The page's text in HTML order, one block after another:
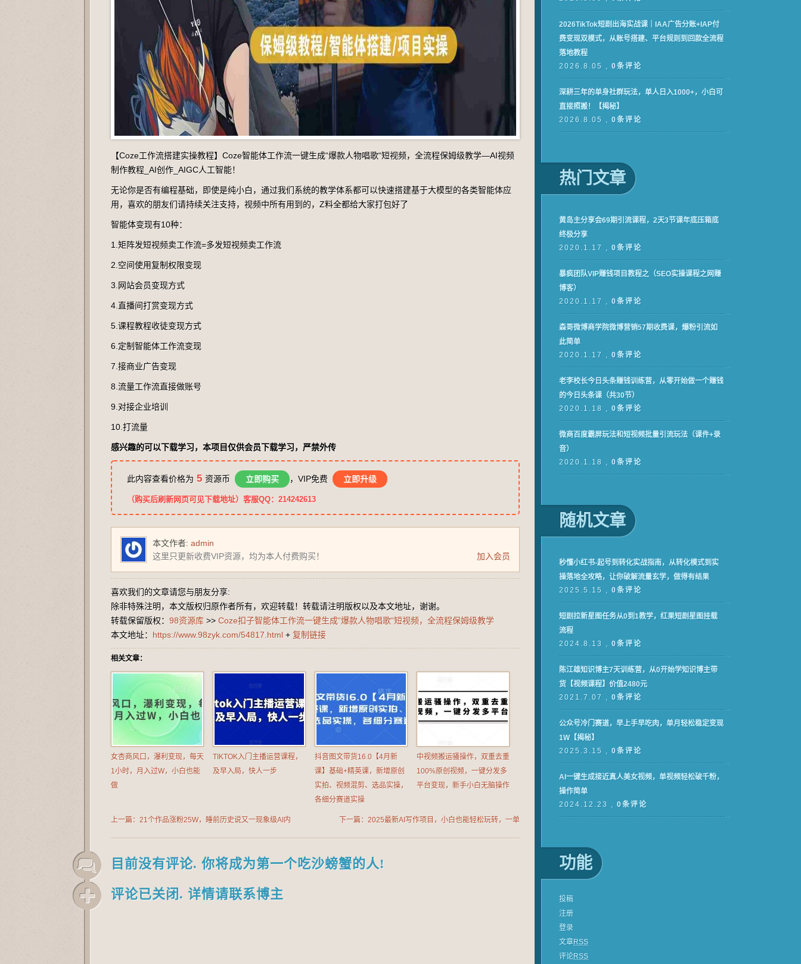
【Coze工作流搭建实操教程】Coze智能体工作流一键生成“爆款人物唱歌“短视频，全流程保姆级教学—AI视频
制作教程_AI创作_AIGC人工智能！
无论你是否有编程基础，即使是纯小白，通过我们系统的教学体系都可以快速搭建基于大模型的各类智能体应
用，喜欢的朋友们请持续关注支持，视频中所有用到的，Z料全都给大家打包好了
智能体变现有10种：
1.矩阵发短视频卖工作流=多发短视频卖工作流
2.空间使用复制权限变现
3.网站会员变现方式
4.直播间打赏变现方式
5.课程教程收徒变现方式
6.定制智能体工作流变现
7.接商业广告变现
8.流量工作流直接做账号
9.对接企业培训
10.打流量
感兴趣的可以下载学习，本项目仅供会员下载学习，严禁外传
此内容查看价格为 5 资源币 立即购买 ，VIP免费 立即升级
（购买后刷新网页可见下载地址）客服QQ：214242613
本文作者: admin
这里只更新收费VIP资源，均为本人付费购买！
加入会员
喜欢我们的文章请您与朋友分享:
除非特殊注明，本文版权归原作者所有，欢迎转载！转载请注明版权以及本文地址，谢谢。
转载保留版权： 98资源库 >> Coze扣子智能体工作流一键生成“爆款人物唱歌“短视频，全流程保姆级教学
本文地址： https://www.98zyk.com/54817.html + 复制链接
相关文章：
女杏商风口，瀑利变现，每天
1小时，月入过W，小白也能
做
TIKTOK入门主播运营课程，
及早入局，快人一步
抖音图文带货16.0【4月新
课】基础+精英课，新增原创
实拍、视频混剪、选品实操，
各细分赛道实操
中视频搬运骚操作，双重去重
100%原创视频，一键分发多
平台变现，新手小白无脑操作
上一篇：21个作品涨粉25W，睡前历史说又一现象级AI内
下一篇：2025最新AI写作项目，小白也能轻松玩转，一单
目前没有评论. 你将成为第一个吃沙螃蟹的人!
评论已关闭. 详情请联系博主
2026TikTok短剧出海实战课｜IAA广告分账+IAP付
费变现双模式，从账号搭建、平台规则到回款全流程
落地教程
2026.8.05 , 0条评论
深耕三年的单身社群玩法，单人日入1000+，小白可
直接照搬！【揭秘】
2026.8.05 , 0条评论
热门文章
黄岛主分享会69期引流课程，2天3节课年底压箱底
终极分享
2020.1.17 , 0条评论
暴疯团队VIP赚钱项目教程之（SEO实操课程之网赚
博客）
2020.1.17 , 0条评论
森哥微博商学院微博营销57期收费课，爆粉引流如
此简单
2020.1.17 , 0条评论
老李校长今日头条赚钱训练营，从零开始做一个赚钱
的今日头条课（共30节）
2020.1.18 , 0条评论
微商百度霸屏玩法和短视频批量引流玩法（课件+录
音）
2020.1.18 , 0条评论
随机文章
秒懂小红书-起号到转化实战指南，​从转化模式到实
操落地全攻略，让你破解流量玄学，做得有结果
2025.5.15 , 0条评论
短剧拉新星图任务从0到1教学，红果短剧星图挂载
流程
2024.8.13 , 0条评论
陈江雄知识博主7天训练营，从0开始学知识博主带
货【视频课程】价值2480元
2021.7.07 , 0条评论
公众号冷门赛道，早上手早吃肉，单月轻松稳定变现
1W【揭秘】
2025.3.15 , 0条评论
AI一键生成接近真人美女视频，单视频轻松破千粉，
操作简单
2024.12.23 , 0条评论
功能
投稿
注册
登录
文章RSS
评论RSS